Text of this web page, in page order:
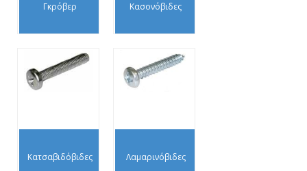
Γκρόβερ Κασονόβιδες
Κατσαβιδόβιδες Λαμαρινόβιδες